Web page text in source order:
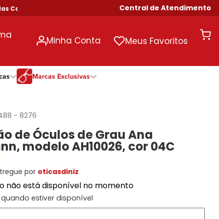
Acima de R$ 699! Central de Atendimento
Minha Conta Meus Favoritos
DNZ
Ono
DNZ
Ono
Anual
Todas as Durações
Hit
Ono
Marcas Exclusivas
- 8276
de Óculos de Grau Ana
modelo AH10026, cor 04C
por oticasdiniz
não está disponível no momento
estiver disponível